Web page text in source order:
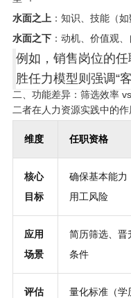
水面之上 ：知识、技能（如
水面之下：动机、价值观、
例如，销售岗位的任
胜任力模型则强调“
二、功能差异：筛选效率
二者在人力资源实践中的作
维度 任职资格
核心
目标
确保基本能力
用工风险
应用
场景
简历筛选、晋
条件
评估
量化标准（学